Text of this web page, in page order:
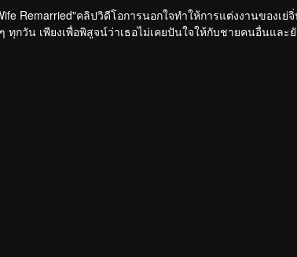
Remarried"คลิปวิดีโอการนอกใจทำให้การแต่งงานของ
ทุกวัน เพียงเพื่อพิสูจน์ว่าเธอไม่เคยปันใจให้กับชายคนอื่นแล
ใจและเคียดแค้น